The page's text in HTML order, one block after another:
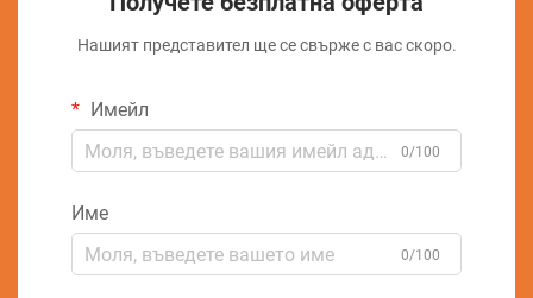
Нашият представител ще се свърже с вас скоро.
Имейл
0/100
Име
0/100